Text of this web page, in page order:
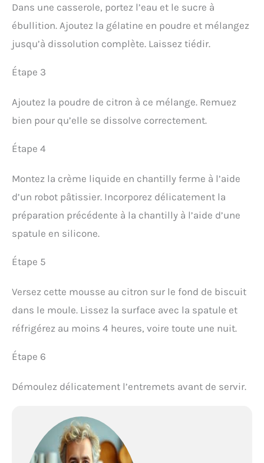
Dans une casserole, portez l’eau et le sucre à
ébullition. Ajoutez la gélatine en poudre et mélangez
jusqu’à dissolution complète. Laissez tiédir.
Étape 3
Ajoutez la poudre de citron à ce mélange. Remuez
bien pour qu’elle se dissolve correctement.
Étape 4
Montez la crème liquide en chantilly ferme à l’aide
d’un robot pâtissier. Incorporez délicatement la
préparation précédente à la chantilly à l’aide d’une
spatule en silicone.
Étape 5
Versez cette mousse au citron sur le fond de biscuit
dans le moule. Lissez la surface avec la spatule et
réfrigérez au moins 4 heures, voire toute une nuit.
Étape 6
Démoulez délicatement l’entremets avant de servir.